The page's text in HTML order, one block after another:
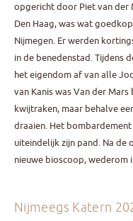
opgericht door Piet van der
Den Haag, was wat
Nijmegen. Er werden
in de benedenstad. Tijdens
het eigendom af van alle
van Kanis was Van der
kwijtraken, maar behalve
draaien. Het
uiteindelijk zijn pand. Na de
nieuwe bioscoop, wederom
Nijmeegs Katern